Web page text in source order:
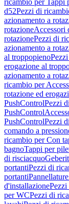
ricambio per Tappi
d52Pezzi di
azionamento a
rotazioneAccessori
rotazionePezzi di
azionamento a
al troppopieno
erogazione al
azionamento a
ricambio per
rotazione ed
PushControlPezzi
PushControl
PushControlPezzi
comando a
ricambio per Con
bagnoTappi per
di risciacquo
portantiPezzi di
portantiPannellature
d'installazione
per WCPezzi di